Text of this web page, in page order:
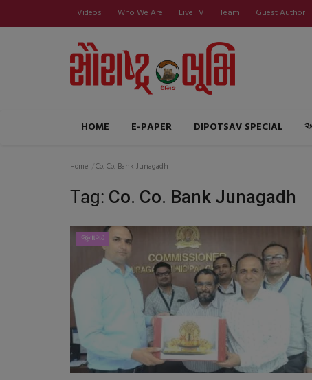
Videos Who We Are Live TV Team Guest Author
HOME E-PAPER DIPOTSAV SPECIAL
Home Co. Co. Bank Junagadh
Tag: Co. Co. Bank Junagadh
જુનાગઢ